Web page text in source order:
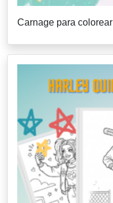
Carnage para colorear